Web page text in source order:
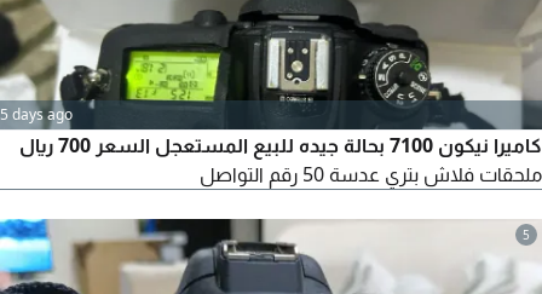
5 days ago
كاميرا نيكون 7100 بحالة جيده للبيع المستعجل السعر 700 ريال
ملحقات فلاش بتري عدسة 50 رقم التواصل
5